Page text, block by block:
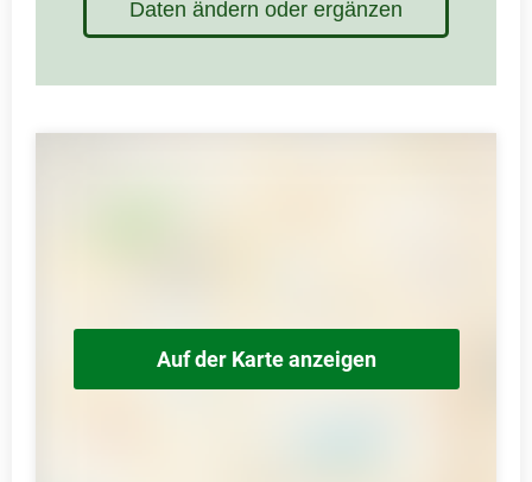
Daten ändern oder ergänzen
Auf der Karte anzeigen